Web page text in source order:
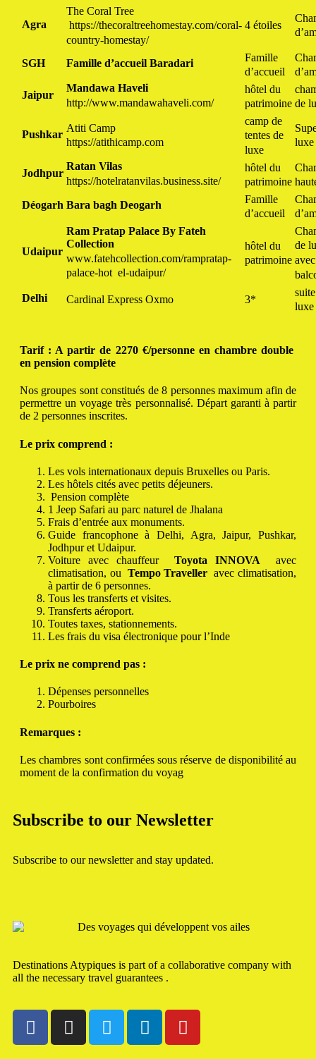
Agra
The Coral Tree
https://thecoraltreehomestay.com/coral-
country-homestay/
4 étoiles
SGH Famille d’accueil Baradari
Famille
d’accueil
Jaipur
Mandawa Haveli
http://www.mandawahaveli.com/
hôtel du
patrimoine de
Pushkar
Atiti Camp
https://atithicamp.com
camp de
tentes de
luxe
luxe
Jodhpur
Ratan Vilas
https://hotelratanvilas.business.site/
hôtel du
patrimoine
Déogarh Bara bagh Deogarh
Famille
d’accueil
Udaipur
Ram Pratap Palace By Fateh
Collection
www.fatehcollection.com/rampratap-
palace-hot el-udaipur/
hôtel du
patrimoine
de
avec
Delhi
Cardinal Express Oxmo 3*
luxe
Tarif : A partir de 2270 €/personne en chambre double
en pension complète
Nos groupes sont constitués de 8 personnes maximum afin de
permettre un voyage très personnalisé. Départ garanti à partir
de 2 personnes inscrites.
Le prix comprend :
Les vols internationaux depuis Bruxelles ou Paris.
Les hôtels cités avec petits déjeuners.
Pension complète
1 Jeep Safari au parc naturel de Jhalana
Frais d’entrée aux monuments.
Guide francophone à Delhi, Agra, Jaipur, Pushkar,
Jodhpur et Udaipur.
Voiture avec chauffeur Toyota INNOVA avec
climatisation, ou Tempo Traveller avec climatisation,
à partir de 6 personnes.
Tous les transferts et visites.
Transferts aéroport.
Toutes taxes, stationnements.
Les frais du visa électronique pour l’Inde
Le prix ne comprend pas :
Dépenses personnelles
Pourboires
Remarques :
Les chambres sont confirmées sous réserve de disponibilité au
moment de la confirmation du voyag
Subscribe to our Newsletter
Subscribe to our newsletter and stay updated.
Destinations Atypiques is part of a collaborative company with
all the necessary travel guarantees .